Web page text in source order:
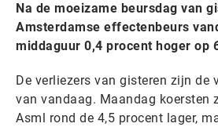
Na de moeizame beursdag van
Amsterdamse effectenbeurs
middaguur 0,4 procent hoger op
De verliezers van gisteren zijn de
van vandaag. Maandag koersten
Asml rond de 4,5 procent lager,